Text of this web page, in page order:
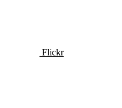
Flickr